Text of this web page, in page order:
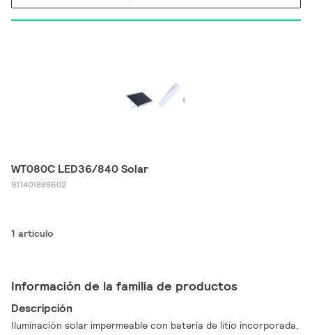
WT080C LED36/840 Solar
911401888602
1 artículo
Información de la familia de productos
Descripción
Iluminación solar impermeable con batería de litio incorporada,